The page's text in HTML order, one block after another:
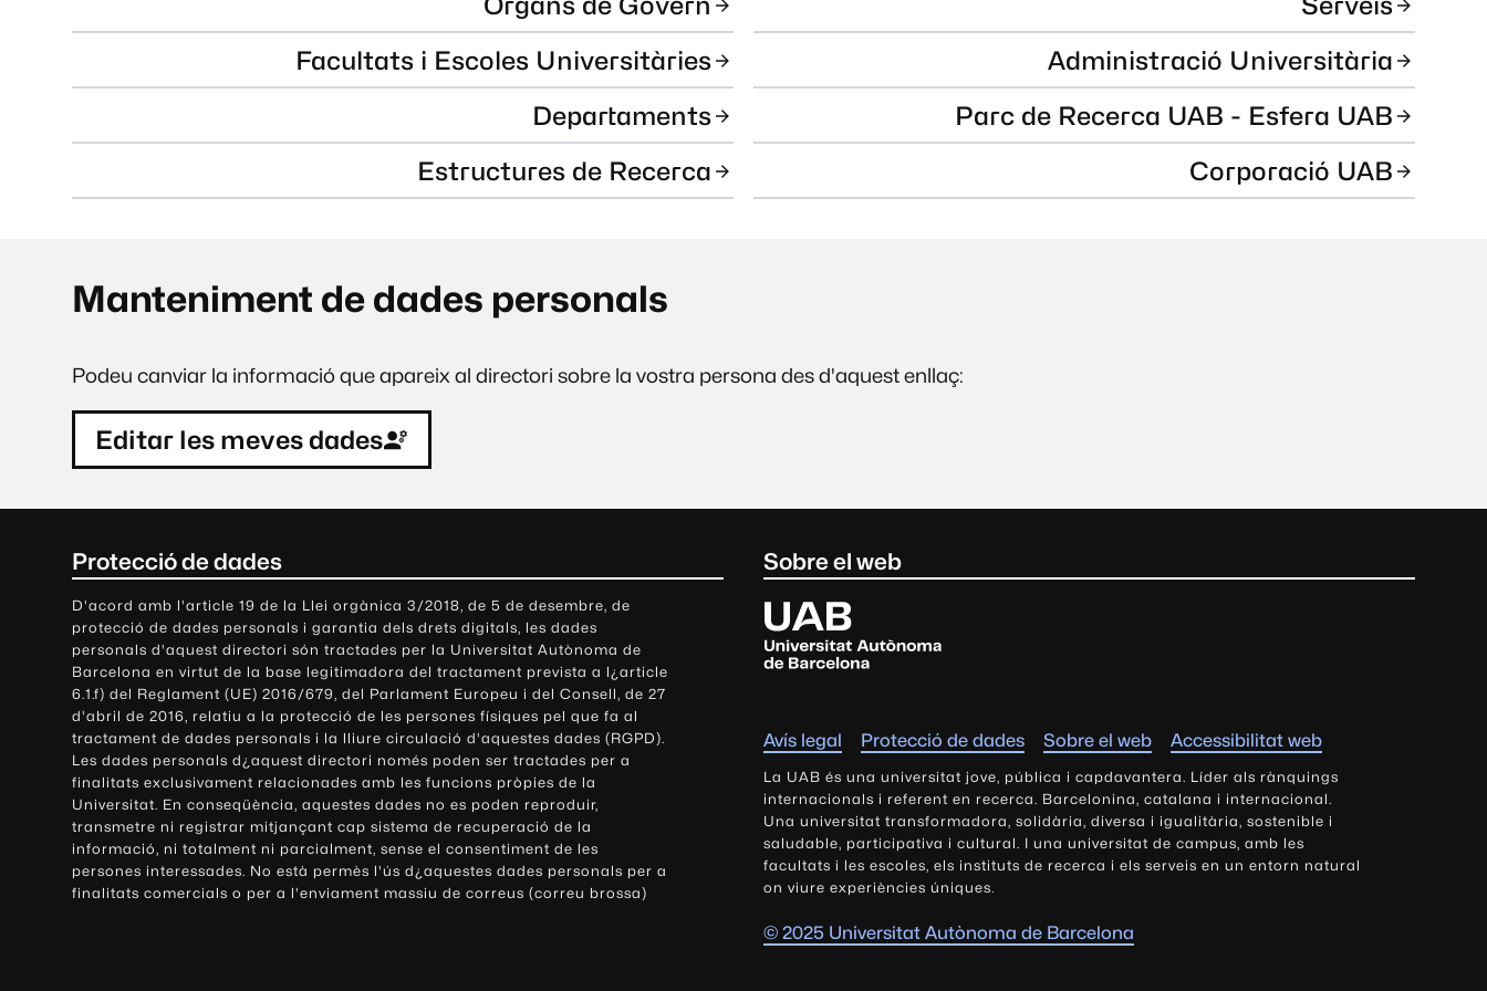
Facultats i Escoles Universitàries
Departaments
Estructures de Recerca
Administració Universitària
Parc de Recerca UAB - Esfera UAB
Corporació UAB
Manteniment de dades personals
Podeu canviar la informació que apareix al directori sobre la vostra persona des d'aquest enllaç:
Editar les meves dades
Protecció de dades
D'acord amb l'article 19 de la Llei orgànica 3/2018, de 5 de desembre, de
protecció de dades personals i garantia dels drets digitals, les dades
personals d'aquest directori són tractades per la Universitat Autònoma de
Barcelona en virtut de la base legitimadora del tractament prevista a l¿article
6.1.f) del Reglament (UE) 2016/679, del Parlament Europeu i del Consell, de 27
d'abril de 2016, relatiu a la protecció de les persones físiques pel que fa al
tractament de dades personals i la lliure circulació d'aquestes dades (RGPD).
Les dades personals d¿aquest directori només poden ser tractades per a
finalitats exclusivament relacionades amb les funcions pròpies de la
Universitat. En conseqüència, aquestes dades no es poden reproduir,
transmetre ni registrar mitjançant cap sistema de recuperació de la
informació, ni totalment ni parcialment, sense el consentiment de les
persones interessades. No està permès l'ús d¿aquestes dades personals per a
finalitats comercials o per a l'enviament massiu de correus (correu brossa)
Sobre el web
U
n
i
s
i
t
a
t
A
u
t
ò
Avís legal Protecció de dades Sobre el web Accessibilitat web
La UAB és una universitat jove, pública i capdavantera. Líder als rànquings
internacionals i referent en recerca. Barcelonina, catalana i internacional.
Una universitat transformadora, solidària, diversa i igualitària, sostenible i
saludable, participativa i cultural. I una universitat de campus, amb les
facultats i les escoles, els instituts de recerca i els serveis en un entorn natural
on viure experiències úniques.
© 2025 Universitat Autònoma de Barcelona